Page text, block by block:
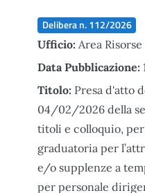
Delibera n. 112/2026
Ufficio: Area
Data Pubblicazione:
Titolo: Presa d'atto
04/02/2026 della
titoli e colloquio,
graduatoria per
e/o supplenze a
per personale